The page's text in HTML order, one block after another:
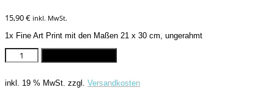
15,90€ inkl. MwSt.
1x Fine Art Print mit den Maßen 21 x 30 cm, ungerahmt
"Katze
Kartäuser",
Menge
inkl. 19 % MwSt. zzgl. Versandkosten